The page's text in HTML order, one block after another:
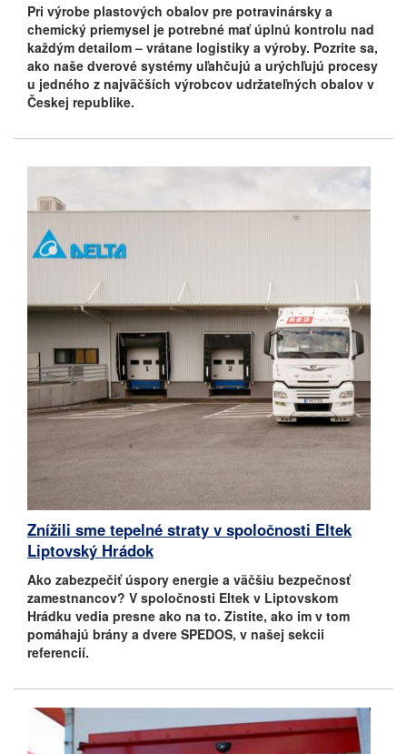
Pri výrobe plastových obalov pre potravinársky a
chemický priemysel je potrebné mať úplnú kontrolu nad
každým detailom – vrátane logistiky a výroby. Pozrite sa,
ako naše dverové systémy uľahčujú a urýchľujú procesy
u jedného z najväčších výrobcov udržateľných obalov v
Českej republike.
Znížili sme tepelné straty v spoločnosti Eltek
Liptovský Hrádok
Ako zabezpečiť úspory energie a väčšiu bezpečnosť
zamestnancov? V spoločnosti Eltek v Liptovskom
Hrádku vedia presne ako na to. Zistite, ako im v tom
pomáhajú brány a dvere SPEDOS, v našej sekcii
referencií.